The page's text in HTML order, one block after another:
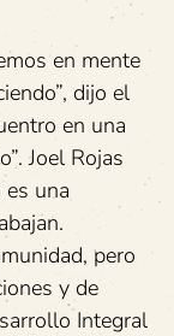
en mente
dijo el
en una
Joel Rojas
una
pero
y de
Integral